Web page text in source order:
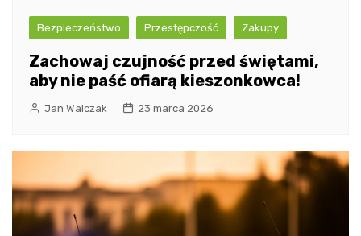
Bezpieczeństwo Przestępczość Zakupy
Zachowaj czujność przed świętami,
aby nie paść ofiarą kieszonkowca!
Jan Walczak 23 marca 2026